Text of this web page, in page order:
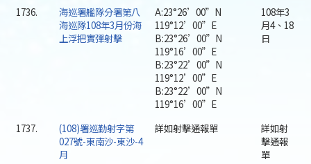
1736.
海巡署艦隊分署第八
海巡隊108年3月份海
上浮把實彈射擊
A:23°26’00”N
119°12’00”E
B:23°26’00”N
119°16’00”E
B:23°22’00”N
119°12’00”E
B:23°22’00”N
119°16’00”E
108年3
月4、18
日
1737.
(108)署巡勤射字第
027號-東南沙-東沙-4
月
詳如射擊通報單
詳如射
擊通報
單